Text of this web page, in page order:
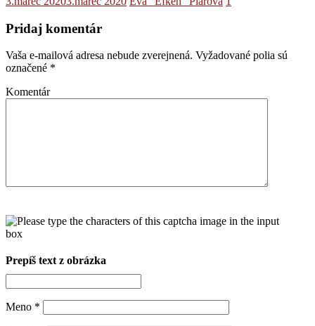
Pridaj komentár
Vaša e-mailová adresa nebude zverejnená. Vyžadované polia sú
označené *
Komentár
Prepíš text z obrázka
Meno *